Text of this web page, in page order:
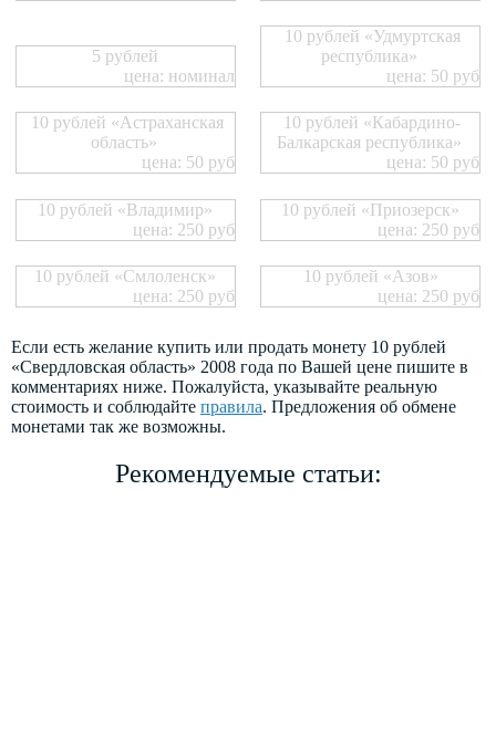
5 рублей
цена: номинал
10 рублей «Удмуртская
республика»
цена: 50 руб
10 рублей «Астраханская
область»
цена: 50 руб
10 рублей «Кабардино-
Балкарская республика»
цена: 50 руб
10 рублей «Владимир»
цена: 250 руб
10 рублей «Приозерск»
цена: 250 руб
10 рублей «Смлоленск»
цена: 250 руб
10 рублей «Азов»
цена: 250 руб
Если есть желание купить или продать монету 10 рублей
«Свердловская область» 2008 года по Вашей цене пишите в
комментариях ниже. Пожалуйста, указывайте реальную
стоимость и соблюдайте правила. Предложения об обмене
монетами так же возможны.
Рекомендуемые статьи: